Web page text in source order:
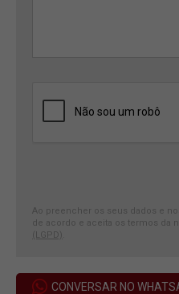
Ao preencher os seus dados e
de acordo e aceita os termos da
(LGPD)
CONVERSAR NO